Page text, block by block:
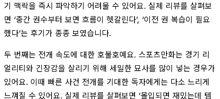
기 맥락을 즉시 파악하기 어려울 수 있어요. 실제 리뷰를 살펴보
면 ‘중간 권수부터 보면 흐름이 헷갈린다’, ‘이전 권 복습이 필요
했다’는 후기가 종종 보였습니다.
두 번째는 전개 속도에 대한 호불호예요. 스포츠만화는 경기 리
얼리티와 긴장감을 살리기 위해 세밀한 묘사를 많이 넣는 경우가
있어요. 이때 빠른 사건 전개를 기대한 독자에게는 다소 느리게
느껴질 수 있어요. 실제 리뷰를 살펴보면 ‘몰입되면 재밌는데 템